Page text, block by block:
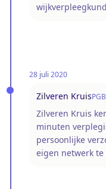
28 juli 2020
Zilveren Kruis
Zilveren Kruis
minuten
persoonlijke
eigen netwerk te